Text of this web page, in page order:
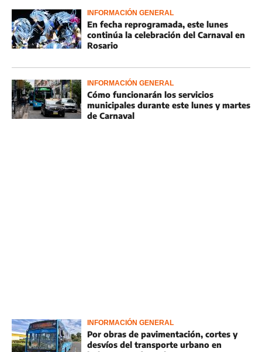
INFORMACIÓN GENERAL
En fecha reprogramada, este lunes
continúa la celebración del Carnaval en
Rosario
INFORMACIÓN GENERAL
Cómo funcionarán los servicios
municipales durante este lunes y martes
de Carnaval
INFORMACIÓN GENERAL
Por obras de pavimentación, cortes y
desvíos del transporte urbano en